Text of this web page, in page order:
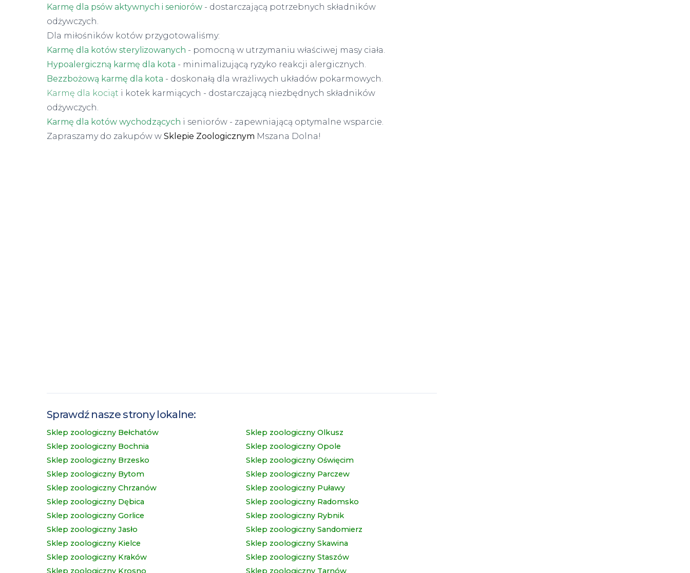
Karmę dla psów aktywnych i seniorów - dostarczającą potrzebnych składników
odżywczych.
Dla miłośników kotów przygotowaliśmy:
Karmę dla kotów sterylizowanych - pomocną w utrzymaniu właściwej masy ciała.
Hypoalergiczną karmę dla kota - minimalizującą ryzyko reakcji alergicznych.
Bezzbożową karmę dla kota - doskonałą dla wrażliwych układów pokarmowych.
Karmę dla kociąt i kotek karmiących - dostarczającą niezbędnych składników
odżywczych.
Karmę dla kotów wychodzących i seniorów - zapewniającą optymalne wsparcie.
Zapraszamy do zakupów w Sklepie Zoologicznym Mszana Dolna!
Sprawdź nasze strony lokalne:
Sklep zoologiczny Bełchatów
Sklep zoologiczny Bochnia
Sklep zoologiczny Brzesko
Sklep zoologiczny Bytom
Sklep zoologiczny Chrzanów
Sklep zoologiczny Dębica
Sklep zoologiczny Gorlice
Sklep zoologiczny Jasło
Sklep zoologiczny Kielce
Sklep zoologiczny Kraków
Sklep zoologiczny Krosno
Sklep zoologiczny Olkusz
Sklep zoologiczny Opole
Sklep zoologiczny Oświęcim
Sklep zoologiczny Parczew
Sklep zoologiczny Puławy
Sklep zoologiczny Radomsko
Sklep zoologiczny Rybnik
Sklep zoologiczny Sandomierz
Sklep zoologiczny Skawina
Sklep zoologiczny Staszów
Sklep zoologiczny Tarnów